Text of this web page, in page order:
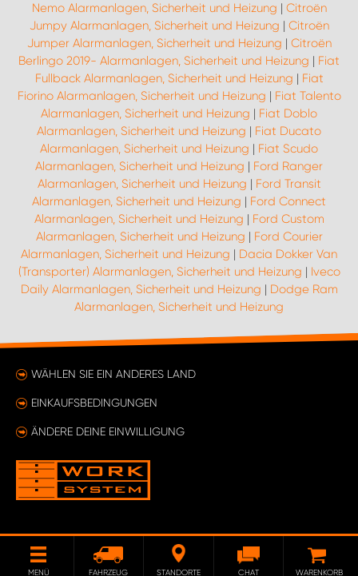
Nemo Alarmanlagen, Sicherheit und Heizung | Citroën
Jumpy Alarmanlagen, Sicherheit und Heizung | Citroën
Jumper Alarmanlagen, Sicherheit und Heizung | Citroën
Berlingo 2019- Alarmanlagen, Sicherheit und Heizung | Fiat
Fullback Alarmanlagen, Sicherheit und Heizung | Fiat
Fiorino Alarmanlagen, Sicherheit und Heizung | Fiat Talento
Alarmanlagen, Sicherheit und Heizung | Fiat Doblo
Alarmanlagen, Sicherheit und Heizung | Fiat Ducato
Alarmanlagen, Sicherheit und Heizung | Fiat Scudo
Alarmanlagen, Sicherheit und Heizung | Ford Ranger
Alarmanlagen, Sicherheit und Heizung | Ford Transit
Alarmanlagen, Sicherheit und Heizung | Ford Connect
Alarmanlagen, Sicherheit und Heizung | Ford Custom
Alarmanlagen, Sicherheit und Heizung | Ford Courier
Alarmanlagen, Sicherheit und Heizung | Dacia Dokker Van
(Transporter) Alarmanlagen, Sicherheit und Heizung | Iveco
Daily Alarmanlagen, Sicherheit und Heizung | Dodge Ram
Alarmanlagen, Sicherheit und Heizung
WÄHLEN SIE EIN ANDERES LAND
EINKAUFSBEDINGUNGEN
ÄNDERE DEINE EINWILLIGUNG
MENÜ FAHRZEUG STANDORTE CHAT WARENKORB